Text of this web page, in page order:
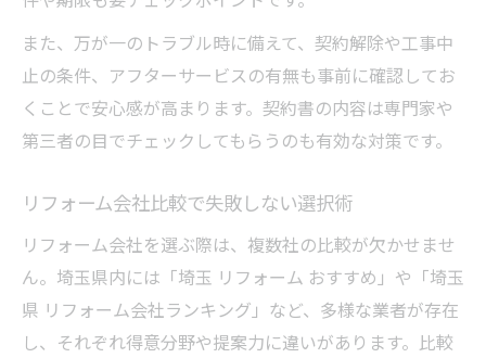
また、万が一のトラブル時に備えて、契約解除や工事中
止の条件、アフターサービスの有無も事前に確認してお
くことで安心感が高まります。契約書の内容は専門家や
第三者の目でチェックしてもらうのも有効な対策です。
リフォーム会社比較で失敗しない選択術
リフォーム会社を選ぶ際は、複数社の比較が欠かせませ
ん。埼玉県内には「埼玉 リフォーム おすすめ」や「埼玉
県 リフォーム会社ランキング」など、多様な業者が存在
し、それぞれ得意分野や提案力に違いがあります。比較